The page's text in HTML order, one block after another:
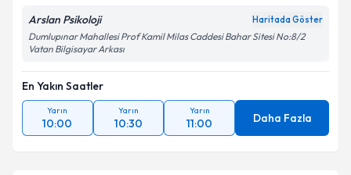
Takvim Talebini Gönder
Arslan Psikoloji Haritada Göster
Dumlupınar Mahallesi Prof Kamil Milas Caddesi Bahar Sitesi No:8/2
Vatan Bilgisayar Arkası
En Yakın Saatler
Yarın
10:00
Yarın
10:30
Yarın
11:00 Daha Fazla